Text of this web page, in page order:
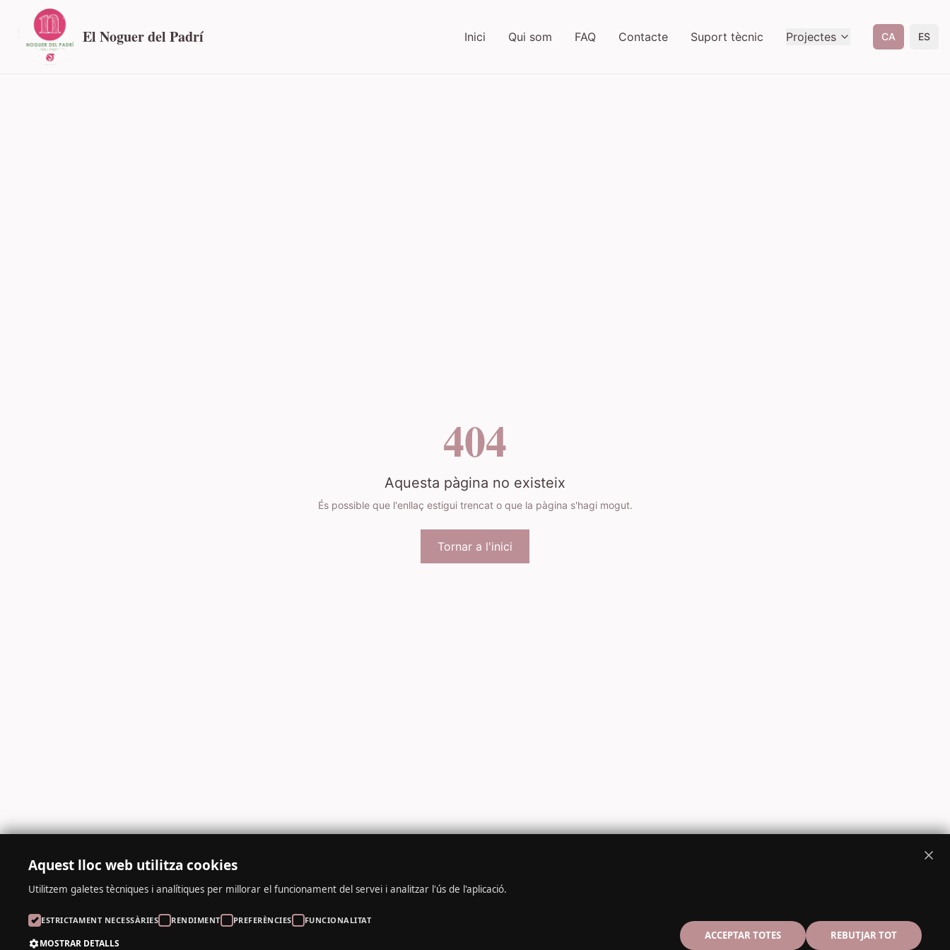
El Noguer del Padrí Inici Qui som FAQ Contacte Suport tècnic Projectes CA ES
404
Aquesta pàgina no existeix
És possible que l'enllaç estigui trencat o que la pàgina s'hagi mogut.
Tornar a l'inici
Aquest lloc web utilitza cookies
Utilitzem galetes tècniques i analítiques per millorar el funcionament del servei i analitzar l'ús de l'aplicació.
ESTRICTAMENT NECESSÀRIES RENDIMENT PREFERÈNCIES FUNCIONALITAT
MOSTRAR DETALLS
ACCEPTAR TOTES REBUTJAR TOT